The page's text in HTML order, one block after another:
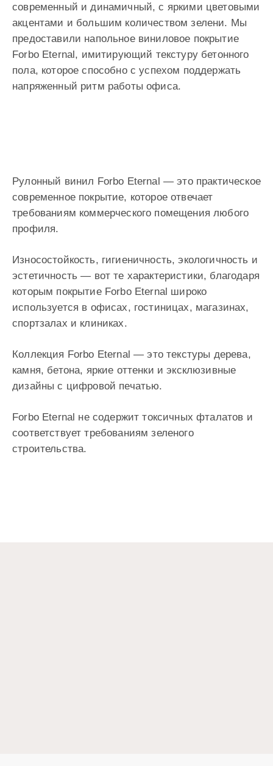
современный и динамичный, с яркими цветовыми
акцентами и большим количеством зелени. Мы
предоставили напольное виниловое покрытие
Forbo Eternal, имитирующий текстуру бетонного
пола, которое способно с успехом поддержать
напряженный ритм работы офиса.
Рулонный винил Forbo Eternal — это практическое
современное покрытие, которое отвечает
требованиям коммерческого помещения любого
профиля.
Износостойкость, гигиеничность, экологичность и
эстетичность — вот те характеристики, благодаря
которым покрытие Forbo Eternal широко
используется в офисах, гостиницах, магазинах,
спортзалах и клиниках.
Коллекция Forbo Eternal — это текстуры дерева,
камня, бетона, яркие оттенки и эксклюзивные
дизайны с цифровой печатью.
Forbo Eternal не содержит токсичных фталатов и
соответствует требованиям зеленого
строительства.